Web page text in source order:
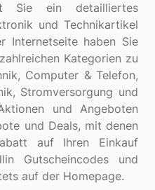
Sie ein detailliertes
und Technikartikel
Internetseite haben Sie
Kategorien zu
Computer & Telefon,
Stromversorgung und
und Angeboten
und Deals, mit denen
auf Ihren Einkauf
Gutscheincodes und
auf der Homepage.